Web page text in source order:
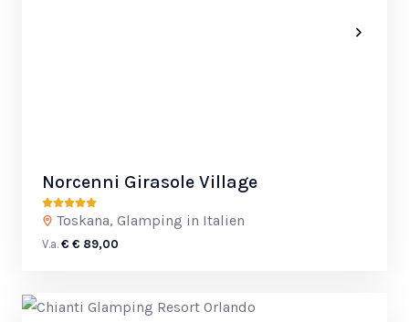
Norcenni Girasole Village
Toskana, Glamping in Italien
V.a. € € 89,00